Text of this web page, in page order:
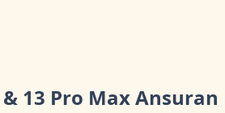
13 Pro Max Ansuran